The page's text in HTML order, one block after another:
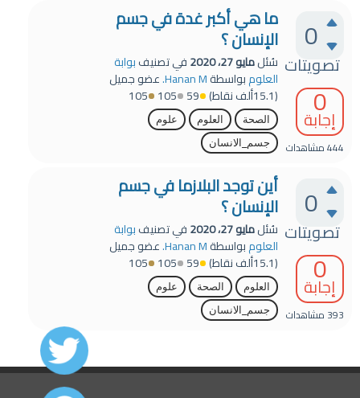
0
تصويتات
0
إجابة
444مشاهدات
ما هي أكبر غدة في جسم
الإنسان ؟
سُئلمايو 27، 2020 في تصنيفبوابة
العلومبواسطةHanan M. عضو جميل
(15.1ألف نقاط) 59
105
105
الصحة العلوم
علوم
جسم_الانسان
0
تصويتات
0
إجابة
393 مشاهدات
أين توجد البلازما في جسم
الإنسان ؟
سُئلمايو 27، 2020 في تصنيفبوابة
العلومبواسطةHanan M. عضو جميل
(15.1ألف نقاط) 59
105
105
العلوم الصحة
علوم
جسم_الانسان